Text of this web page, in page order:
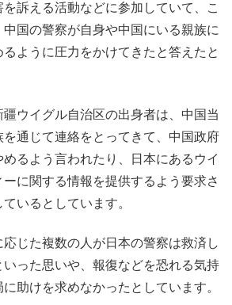
訴える活動などに参加していて、こ
国の警察が自身や中国にいる親族に
ように圧力をかけてきたと答えたと
ウイグル自治区の出身者は、中国当
を通じて連絡をとってきて、中国政府
るよう言われたり、日本にあるウイ
に関する情報を提供するよう要求さ
いるとしています。
じた複数の人が日本の警察は救済し
った思いや、報復などを恐れる気持
助けを求めなかったとしています。